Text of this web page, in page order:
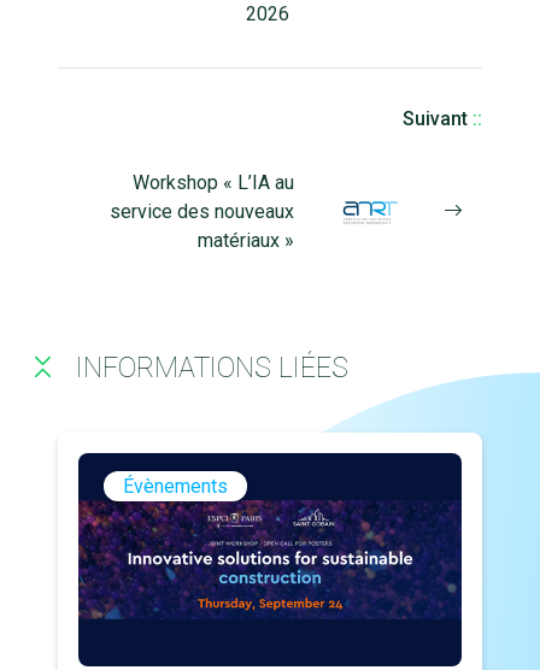
2026
Suivant ::
Workshop « L’IA au
service des nouveaux
matériaux »
INFORMATIONS LIÉES
Évènements